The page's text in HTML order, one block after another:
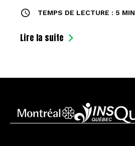
TEMPS DE LECTURE : 5
Lire la suite